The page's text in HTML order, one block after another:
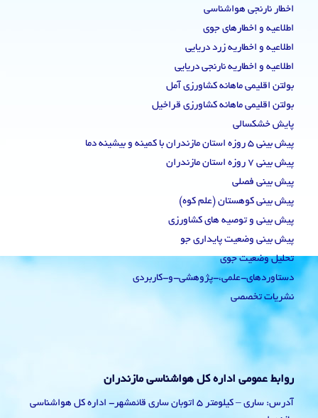
اخطار نارنجی هواشناسی
اطلاعیه و اخطارهای جوی
اطلاعیه و اخطاریه زرد دریایی
اطلاعیه و اخطاریه نارنجی دریایی
بولتن اقلیمی ماهانه کشاورزی آمل
بولتن اقلیمی ماهانه کشاورزی قراخیل
پایش خشکسالی
پیش بینی 5 روزه استان مازندران با کمینه و بیشینه دما
پیش بینی 7 روزه استان مازندران
پیش بینی فصلی
پیش بینی کوهستان (علم کوه)
پیش بینی و توصیه های کشاورزی
پیش بینی وضعیت پایداری جو
تحلیل وضعیت جوی
دستاوردهای-علمی،-پژوهشی-و-کاربردی
نشریات تخصصی
روابط عمومی اداره کل هواشناسی مازندران
آدرس: ساری – کیلومتر 5 اتوبان ساری قائمشهر- اداره کل هواشناسی